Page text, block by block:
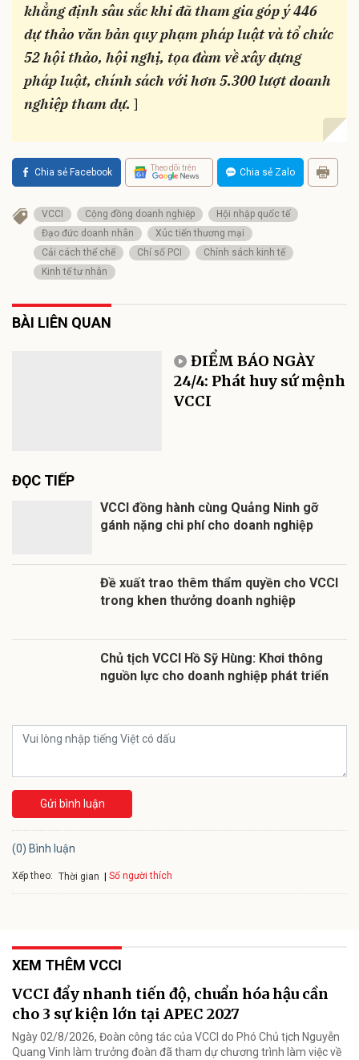
khẳng định sâu sắc khi đã tham gia góp ý 446
dự thảo văn bản quy phạm pháp luật và tổ chức
52 hội thảo, hội nghị, tọa đàm về xây dựng
pháp luật, chính sách với hơn 5.300 lượt doanh
nghiệp tham dự. ]
Chia sẻ Facebook Theo dõi trên Chia sẻ Zalo
VCCI Cộng đồng doanh nghiệp
Hội nhập quốc tế
Đạo đức doanh nhân
Xúc tiến thương mại
Cải cách thể chế
Chỉ số PCI
Chính sách kinh tế
Kinh tế tư nhân
BÀI LIÊN QUAN
ĐIỂM BÁO NGÀY
24/4: Phát huy sứ mệnh
VCCI
ĐỌC TIẾP
VCCI đồng hành cùng Quảng Ninh gỡ
gánh nặng chi phí cho doanh nghiệp
Đề xuất trao thêm thẩm quyền cho VCCI
trong khen thưởng doanh nghiệp
Chủ tịch VCCI Hồ Sỹ Hùng: Khơi thông
nguồn lực cho doanh nghiệp phát triển
Gửi bình luận
(0) Bình luận
Xếp theo: Thời gian Số người thích
XEM THÊM VCCI
VCCI đẩy nhanh tiến độ, chuẩn hóa hậu cần
cho 3 sự kiện lớn tại APEC 2027
Ngày 02/8/2026, Đoàn công tác của VCCI do Phó Chủ tịch Nguyễn
Quang Vinh làm trưởng đoàn đã tham dự chương trình làm việc về